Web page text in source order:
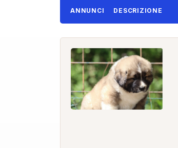
ANNUNCI DESCRIZIONE